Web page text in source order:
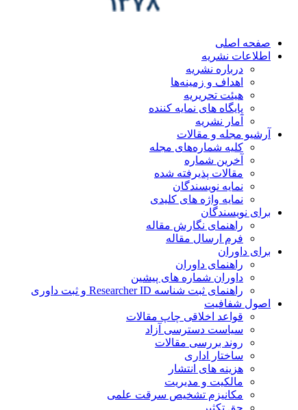
صفحه اصلی
اطلاعات نشریه
درباره نشریه
اهداف و زمینه‌ها
هیئت تحریریه
پایگاه های نمایه کننده
آمار نشریه
آرشیو مجله و مقالات
کلیه شماره‌های مجله
آخرین شماره
مقالات پذیرفته شده
نمایه نویسندگان
نمایه واژه های کلیدی
برای نویسندگان
راهنمای نگارش مقاله
فرم ارسال مقاله
برای داوران
راهنمای داوران
داوران شماره های پیشین
راهنمای ثبت شناسه Researcher ID و ثبت داوری
اصول شفافیت
قواعد اخلاقی چاپ مقالات
سیاست دسترسی آزاد
روند بررسی مقالات
ساختار اداری
هزینه های انتشار
مالکیت و مدیریت
مکانیزم تشخیص سرقت علمی
حق تکثیر